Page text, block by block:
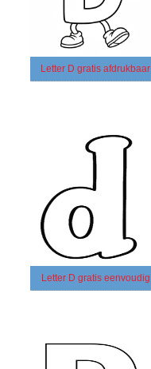
Letter D gratis afdrukbaar
Letter D gratis eenvoudig